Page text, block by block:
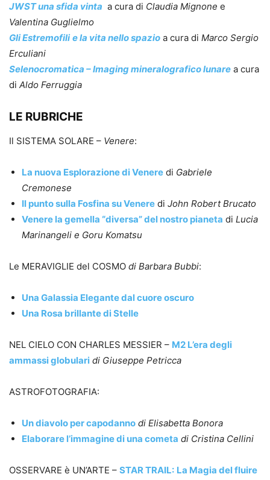
JWST una sfida vinta a cura di Claudia Mignone e
Valentina Guglielmo
Gli Estremofili e la vita nello spazio a cura di Marco Sergio
Erculiani
Selenocromatica – Imaging mineralografico lunare a cura
di Aldo Ferruggia
LE RUBRICHE
Il SISTEMA SOLARE – Venere:
La nuova Esplorazione di Venere di Gabriele
Cremonese
Il punto sulla Fosfina su Venere di John Robert Brucato
Venere la gemella “diversa” del nostro pianeta di Lucia
Marinangeli e Goru Komatsu
Le MERAVIGLIE del COSMO di Barbara Bubbi:
Una Galassia Elegante dal cuore oscuro
Una Rosa brillante di Stelle
NEL CIELO CON CHARLES MESSIER – M2 L’era degli
ammassi globulari di Giuseppe Petricca
ASTROFOTOGRAFIA:
Un diavolo per capodanno di Elisabetta Bonora
Elaborare l’immagine di una cometa di Cristina Cellini
OSSERVARE è UN’ARTE – STAR TRAIL: La Magia del fluire